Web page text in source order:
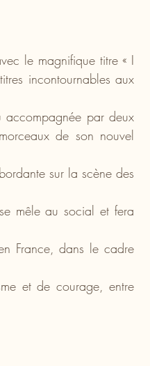
le magnifique titre « I
incontournables aux
par deux
de son nouvel
sur la scène des
mêle au social et fera
France, dans le cadre
et de courage, entre